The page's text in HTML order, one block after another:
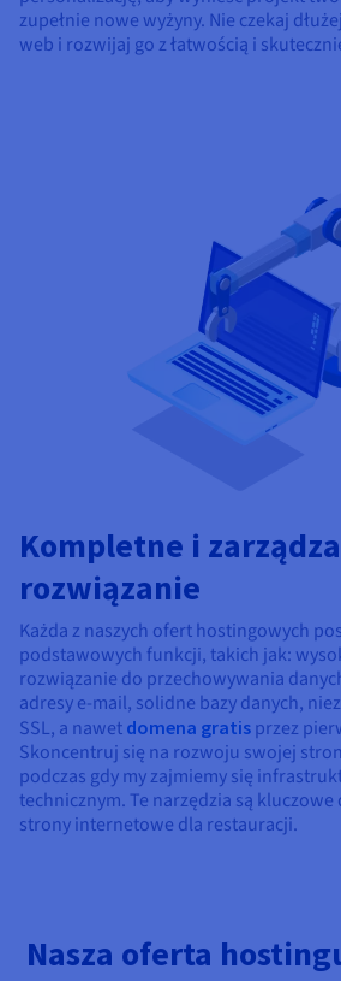
zupełnie nowe wyżyny. Nie czekaj
web i rozwijaj go z łatwością i
Kompletne i
rozwiązanie
Każda z naszych ofert hostingowych
podstawowych funkcji, takich jak:
rozwiązanie do przechowywania
adresy e-mail, solidne bazy danych,
SSL, a nawet domena gratis przez
Skoncentruj się na rozwoju swojej
podczas gdy my zajmiemy się
technicznym. Te narzędzia są
strony internetowe dla restauracji.
Nasza oferta